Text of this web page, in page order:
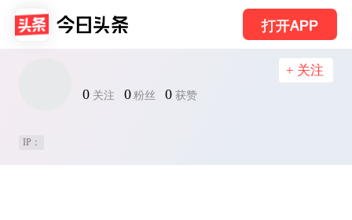
打开APP
0 关注 0 粉丝 0 获赞
+ 关注
IP：